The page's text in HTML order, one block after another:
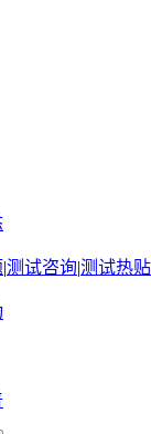
|测试咨询|测试热贴